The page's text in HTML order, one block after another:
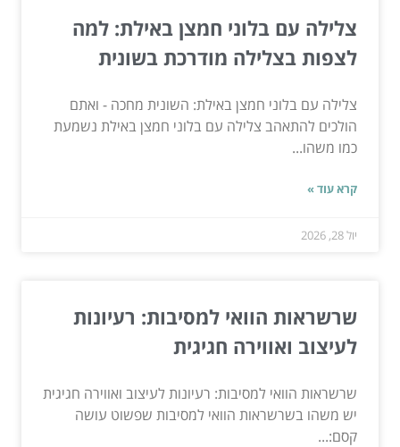
צלילה עם בלוני חמצן באילת: למה
לצפות בצלילה מודרכת בשונית
צלילה עם בלוני חמצן באילת: השונית מחכה - ואתם
הולכים להתאהב צלילה עם בלוני חמצן באילת נשמעת
כמו משהו...
קרא עוד »
יול 28, 2026
שרשראות הוואי למסיבות: רעיונות
לעיצוב ואווירה חגיגית
שרשראות הוואי למסיבות: רעיונות לעיצוב ואווירה חגיגית
יש משהו בשרשראות הוואי למסיבות שפשוט עושה
קסם:...